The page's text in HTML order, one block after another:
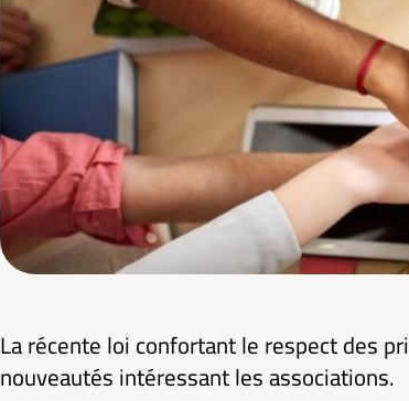
La récente loi confortant le respect des
nouveautés intéressant les associations.